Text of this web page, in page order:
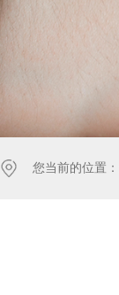
您当前的位置：